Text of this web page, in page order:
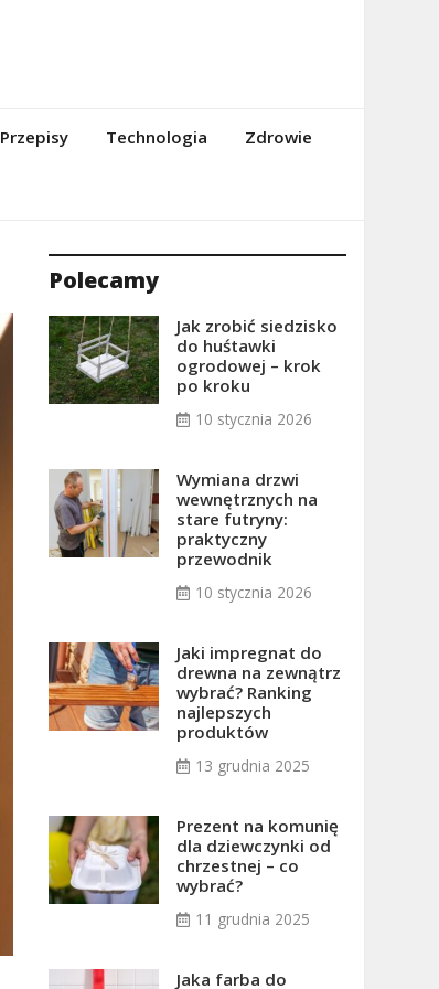
Przepisy Technologia Zdrowie
Polecamy
Jak zrobić siedzisko
do huśtawki
ogrodowej – krok
po kroku
10 stycznia 2026
Wymiana drzwi
wewnętrznych na
stare futryny:
praktyczny
przewodnik
10 stycznia 2026
Jaki impregnat do
drewna na zewnątrz
wybrać? Ranking
najlepszych
produktów
13 grudnia 2025
Prezent na komunię
dla dziewczynki od
chrzestnej – co
wybrać?
11 grudnia 2025
Jaka farba do